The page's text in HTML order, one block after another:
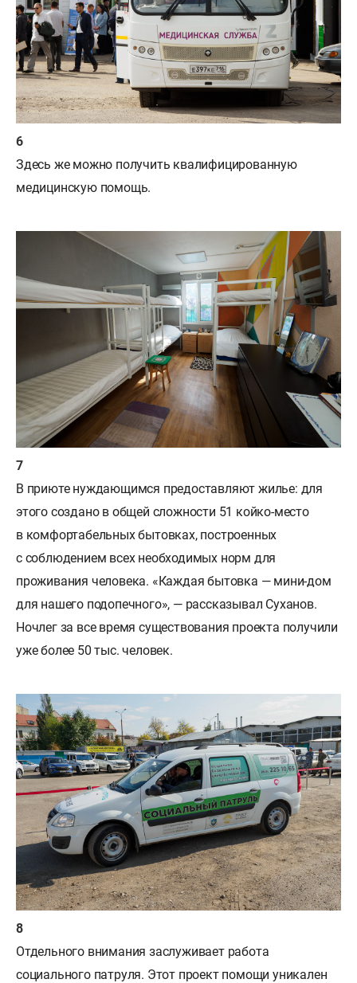
Здесь же можно получить квалифицированную
медицинскую помощь.
В приюте нуждающимся предоставляют жилье: для
этого создано в общей сложности 51 койко-место
в комфортабельных бытовках, построенных
с соблюдением всех необходимых норм для
проживания человека. «Каждая бытовка — мини-дом
для нашего подопечного», — рассказывал Суханов.
Ночлег за все время существования проекта получили
уже более 50 тыс. человек.
Отдельного внимания заслуживает работа
социального патруля. Этот проект помощи уникален